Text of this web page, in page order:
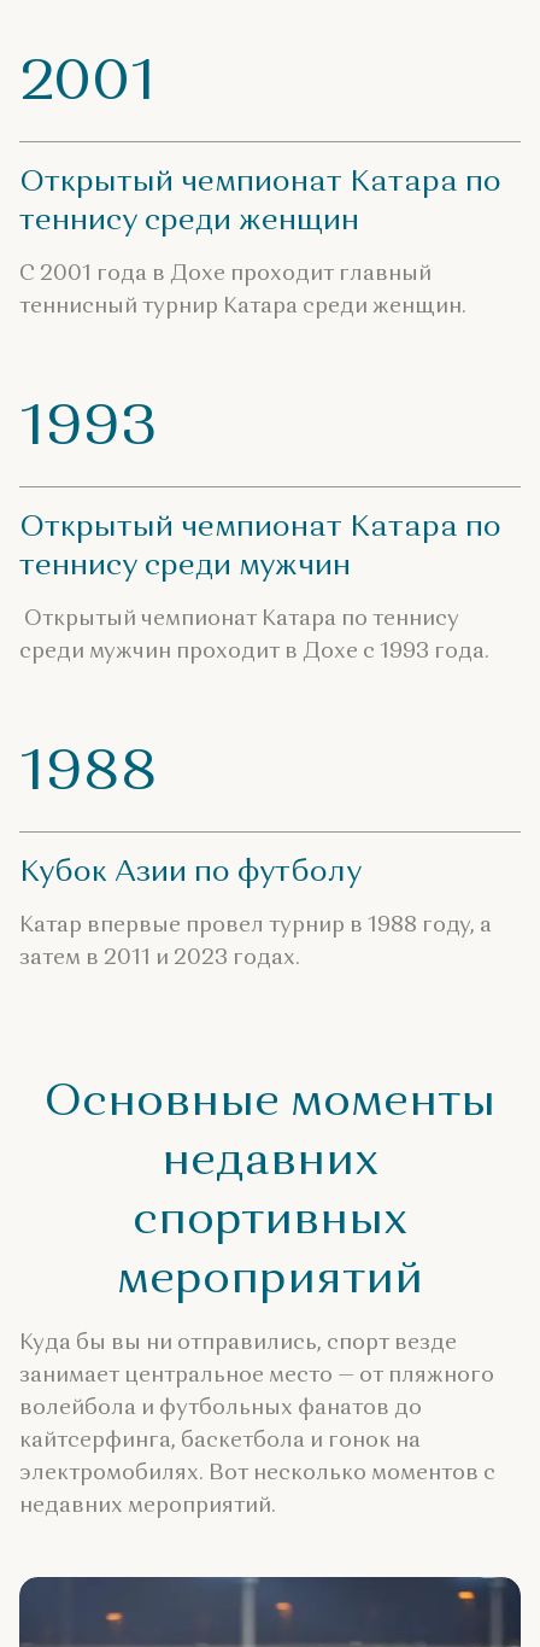
2001
Открытый чемпионат Катара по
теннису среди женщин
С 2001 года в Дохе проходит главный
теннисный турнир Катара среди женщин.
1993
Открытый чемпионат Катара по
теннису среди мужчин
Открытый чемпионат Катара по теннису
среди мужчин проходит в Дохе с 1993 года.
1988
Кубок Азии по футболу
Катар впервые провел турнир в 1988 году, а
затем в 2011 и 2023 годах.
Основные моменты
недавних
спортивных
мероприятий
Куда бы вы ни отправились, спорт везде
занимает центральное место — от пляжного
волейбола и футбольных фанатов до
кайтсерфинга, баскетбола и гонок на
электромобилях. Вот несколько моментов с
недавних мероприятий.